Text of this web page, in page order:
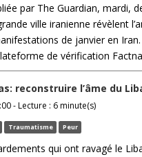
par The Guardian, mardi,
ville iranienne révèlent
de janvier en
de vérification
reconstruire l’âme du
- Lecture : 6 minute(s)
Traumatisme Peur
qui ont ravagé le